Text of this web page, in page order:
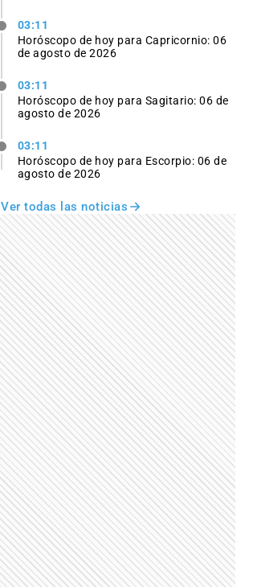
03:11
Horóscopo de hoy para Capricornio: 06
de agosto de 2026
03:11
Horóscopo de hoy para Sagitario: 06 de
agosto de 2026
03:11
Horóscopo de hoy para Escorpio: 06 de
agosto de 2026
Ver todas las noticias